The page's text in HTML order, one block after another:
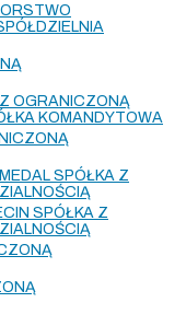
OGRANICZONĄ
KOMANDYTOWA
SPÓŁKA Z
SPÓŁKA Z